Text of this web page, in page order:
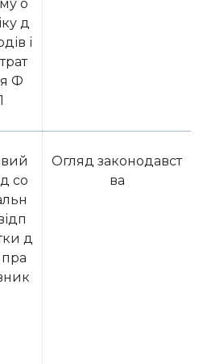
о
д
і
Ф
со
д
Огляд законодавст
ва